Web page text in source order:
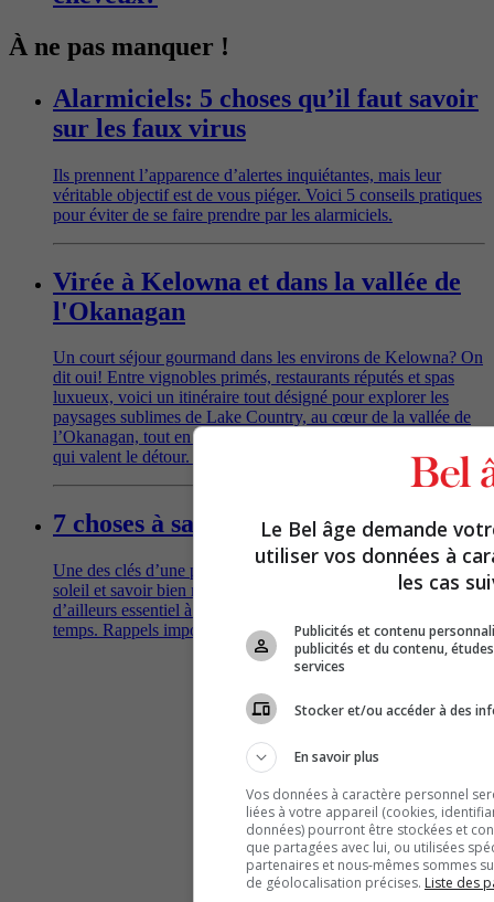
À ne pas manquer !
Alarmiciels: 5 choses qu’il faut savoir
sur les faux virus
Ils prennent l’apparence d’alertes inquiétantes, mais leur
véritable objectif est de vous piéger. Voici 5 conseils pratiques
pour éviter de se faire prendre par les alarmiciels.
Virée à Kelowna et dans la vallée de
l'Okanagan
Un court séjour gourmand dans les environs de Kelowna? On
dit oui! Entre vignobles primés, restaurants réputés et spas
luxueux, voici un itinéraire tout désigné pour explorer les
paysages sublimes de Lake Country, au cœur de la vallée de
l’Okanagan, tout en découvrant des trésors gastronomiques
qui valent le détour. Suivez le guide!
7 choses à savoir sur la crème solaire
Une des clés d’une peau en santé? Limiter l’exposition au
soleil et savoir bien manier la protection solaire, un allié
d’ailleurs essentiel à longueur d’année, beau temps, mauvais
temps. Rappels importants et conseils pratiques.
Le Bel âge demande
utiliser vos données à
les cas
Publicités et contenu
publicités et du contenu,
services
Stocker et/ou accéder à des
En savoir plus
Vos données à caractère personnel
liées à votre appareil (cookies,
données) pourront être stockées et
que partagées avec lui, ou utilisées
partenaires et nous-mêmes sommes
de géolocalisation précises. Liste des